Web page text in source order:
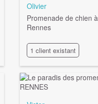
Olivier
Promenade de chien à
Rennes
1 client existant